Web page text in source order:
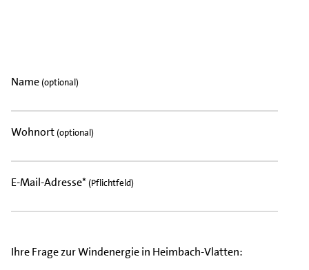
Name (optional)
Wohnort (optional)
E-Mail-Adresse* (Pflichtfeld)
Ihre Frage zur Windenergie in Heimbach-Vlatten: